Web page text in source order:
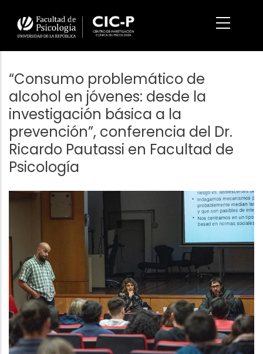
contenido
principal
“Consumo problemático de
alcohol en jóvenes: desde la
investigación básica a la
prevención”, conferencia del Dr.
Ricardo Pautassi en Facultad de
Psicología
Imagen/Afiche